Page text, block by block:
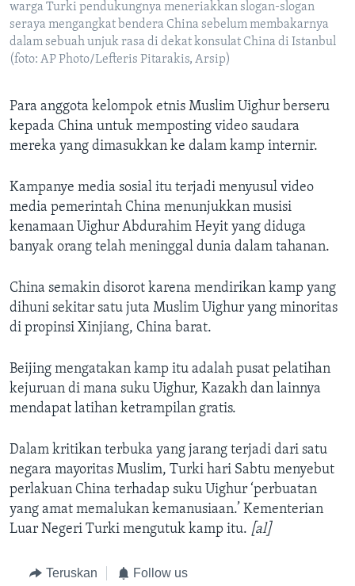
warga Turki pendukungnya meneriakkan slogan-slogan
seraya mengangkat bendera China sebelum membakarnya
dalam sebuah unjuk rasa di dekat konsulat China di Istanbul
(foto: AP Photo/Lefteris Pitarakis, Arsip)
Para anggota kelompok etnis Muslim Uighur berseru
kepada China untuk memposting video saudara
mereka yang dimasukkan ke dalam kamp internir.
Kampanye media sosial itu terjadi menyusul video
media pemerintah China menunjukkan musisi
kenamaan Uighur Abdurahim Heyit yang diduga
banyak orang telah meninggal dunia dalam tahanan.
China semakin disorot karena mendirikan kamp yang
dihuni sekitar satu juta Muslim Uighur yang minoritas
di propinsi Xinjiang, China barat.
Beijing mengatakan kamp itu adalah pusat pelatihan
kejuruan di mana suku Uighur, Kazakh dan lainnya
mendapat latihan ketrampilan gratis.
Dalam kritikan terbuka yang jarang terjadi dari satu
negara mayoritas Muslim, Turki hari Sabtu menyebut
perlakuan China terhadap suku Uighur ‘perbuatan
yang amat memalukan kemanusiaan.’ Kementerian
Luar Negeri Turki mengutuk kamp itu. [al]
Teruskan Follow us